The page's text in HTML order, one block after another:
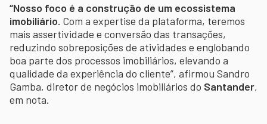
“Nosso foco é a construção de um ecossistema
imobiliário. Com a expertise da plataforma, teremos
mais assertividade e conversão das transações,
reduzindo sobreposições de atividades e englobando
boa parte dos processos imobiliários, elevando a
qualidade da experiência do cliente”, afirmou Sandro
Gamba, diretor de negócios imobiliários do Santander,
em nota.